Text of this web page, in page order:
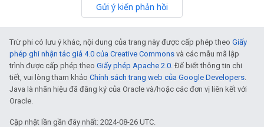
Gửi ý kiến phản hồi
Trừ phi có lưu ý khác, nội dung của trang này được cấp phép theo Giấy
phép ghi nhận tác giả 4.0 của Creative Commons và các mẫu mã lập
trình được cấp phép theo Giấy phép Apache 2.0 . Để biết thông tin chi
tiết, vui lòng tham khảo Chính sách trang web của Google Developers
Java là nhãn hiệu đã đăng ký của Oracle và/hoặc các đơn vị liên kết với
Oracle.
Cập nhật lần gần đây nhất: 2024-08-26 UTC.